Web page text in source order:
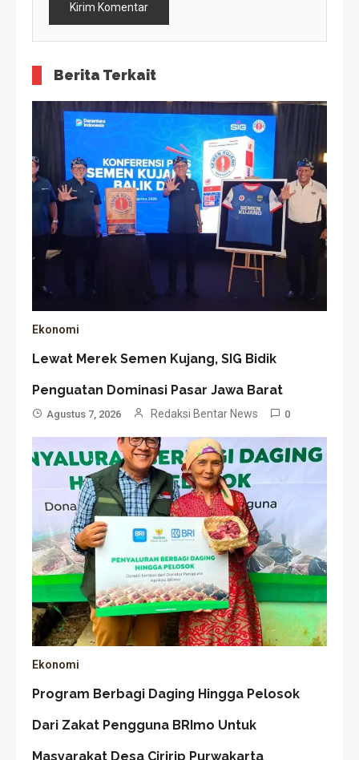
Berita Terkait
Ekonomi
Lewat Merek Semen Kujang, SIG Bidik
Penguatan Dominasi Pasar Jawa Barat
Agustus 7, 2026 Redaksi Bentar News 0
Ekonomi
Program Berbagi Daging Hingga Pelosok
Dari Zakat Pengguna BRImo Untuk
Masyarakat Desa Ciririp Purwakarta